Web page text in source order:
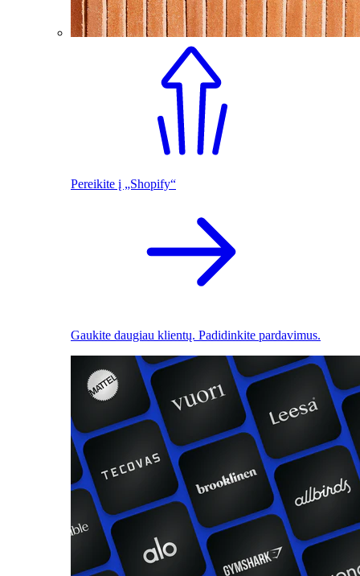
Pereikite į „Shopify“
Gaukite daugiau klientų. Padidinkite pardavimus.